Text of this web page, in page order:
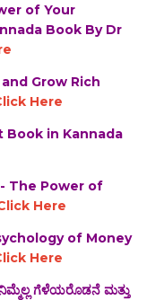
of Your
Book By Dr
Grow Rich
Here
Book in Kannada
- The Power of
Here
of Money
Here
ಗೆಳೆಯರೊಡನೆ ಮತ್ತು